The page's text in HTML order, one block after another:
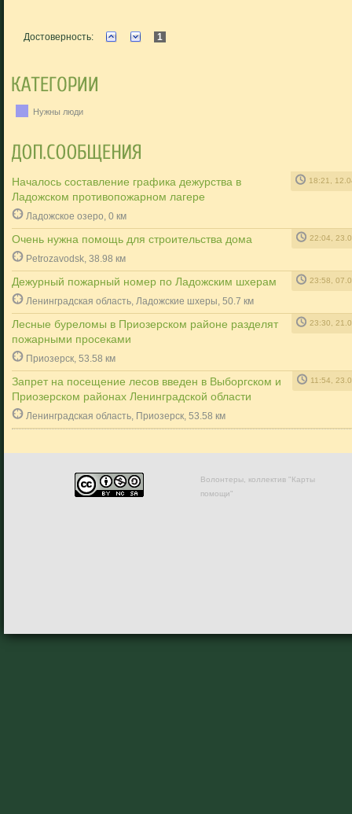
Достоверность: 1
Нужны люди
Началось составление графика дежурства в
Ладожском противопожарном лагере
18:21,
Ладожское озеро, 0 км
Очень нужна помощь для строительства дома 22:04,
Petrozavodsk, 38.98 км
Дежурный пожарный номер по Ладожским шхерам 23:58,
Ленинградская область, Ладожские шхеры, 50.7 км
Лесные буреломы в Приозерском районе разделят
пожарными просеками
23:30,
Приозерск, 53.58 км
Запрет на посещение лесов введен в Выборгском и
Приозерском районах Ленинградской области
11:54,
Ленинградская область, Приозерск, 53.58 км
Волонтеры, коллектив "Карты
помощи"